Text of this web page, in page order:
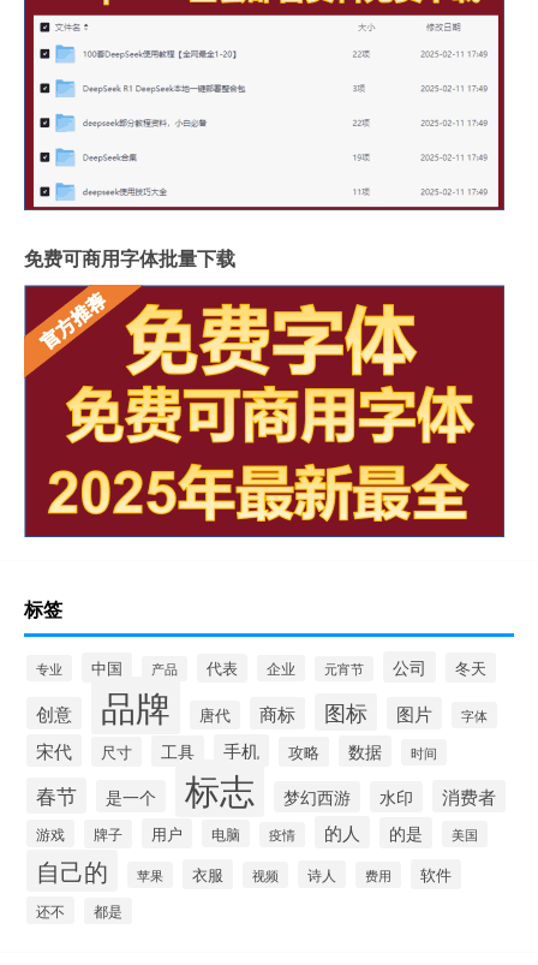
免费可商用字体批量下载
标签
专业 中国 产品 代表 企业 元宵节 公司 冬天
创意 品牌 唐代 商标 图标 图片 字体
宋代 尺寸 工具 手机 攻略 数据 时间
春节 是一个 标志 梦幻西游 水印 消费者
游戏 牌子 用户 电脑 疫情 的人 的是 美国
自己的 苹果 衣服 视频 诗人 费用 软件
还不 都是